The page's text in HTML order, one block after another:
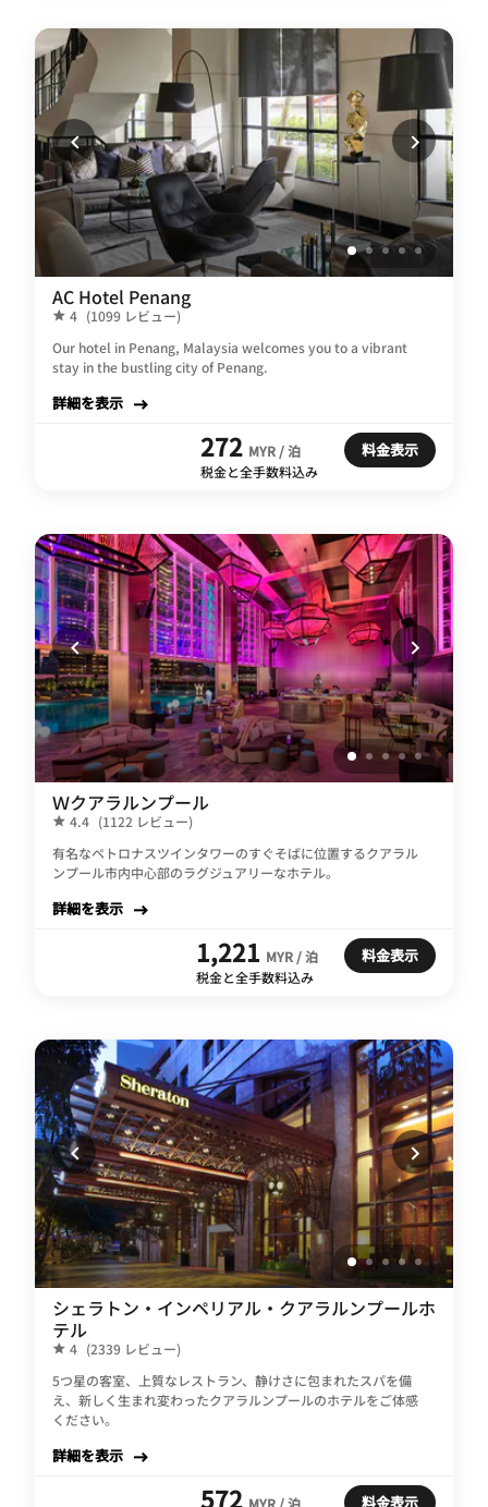
AC Hotel Penang
4 (1099 レビュー)
Our hotel in Penang, Malaysia welcomes you to a vibrant
stay in the bustling city of Penang.
詳細を表示
272 MYR / 泊
税金と全手数料込み
料金表示
Ｗクアラルンプール
4.4 (1122 レビュー)
有名なペトロナスツインタワーのすぐそばに位置するクアラル
ンプール市内中心部のラグジュアリーなホテル。
詳細を表示
1,221 MYR / 泊
税金と全手数料込み
料金表示
シェラトン・インペリアル・クアラルンプールホ
テル
4 (2339 レビュー)
5つ星の客室、上質なレストラン、静けさに包まれたスパを備
え、新しく生まれ変わったクアラルンプールのホテルをご体感
ください。
詳細を表示
572 MYR / 泊
料金表示